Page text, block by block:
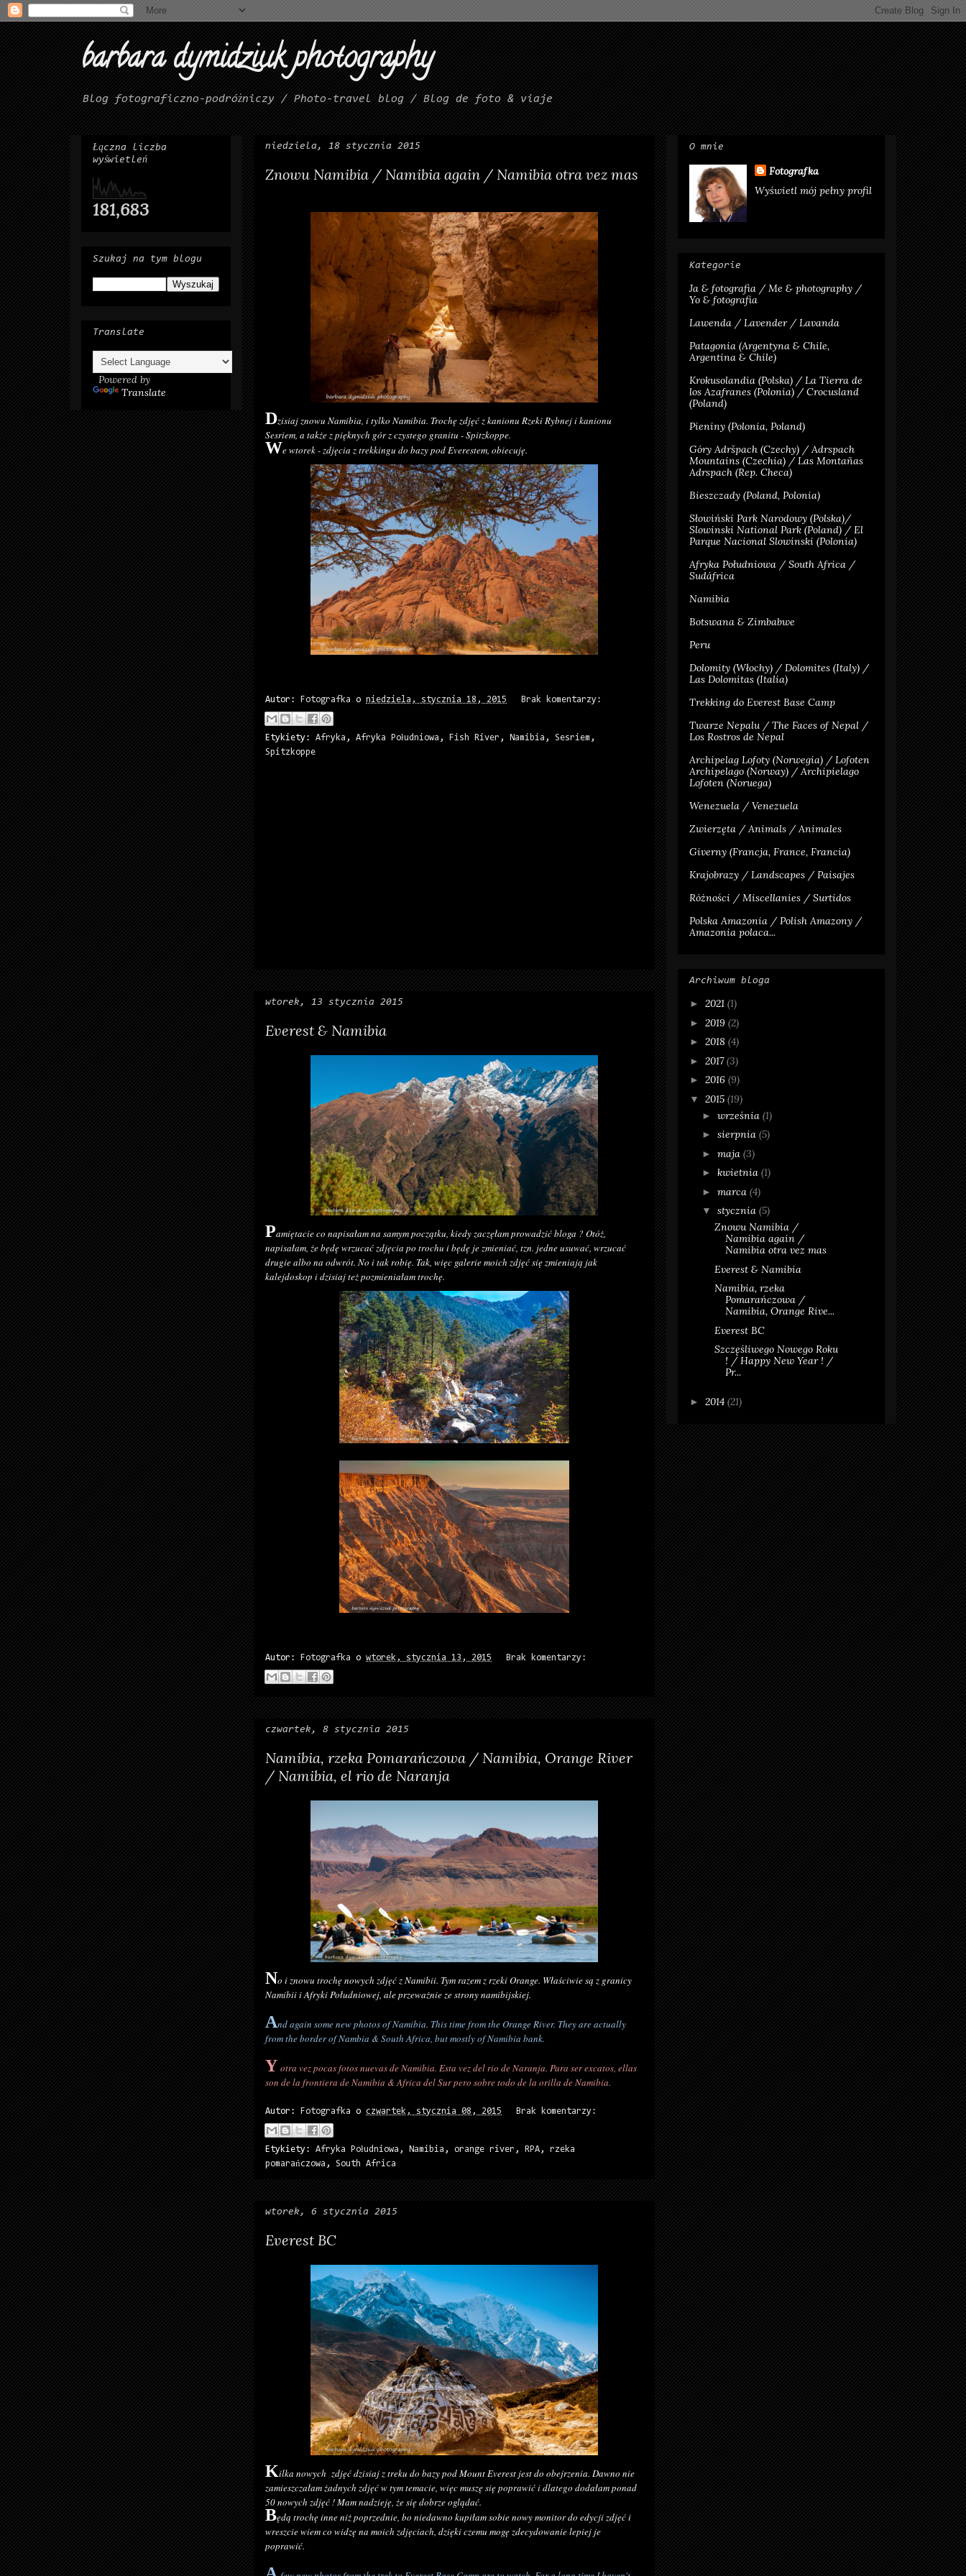
barbara dymidziuk photography
Blog fotograficzno-podróżniczy / Photo-travel blog / Blog de foto & viaje
niedziela, 18 stycznia 2015
Znowu Namibia / Namibia again / Namibia otra vez mas
Dzisiaj znowu Namibia, i tylko Namibia. Trochę zdjęć z kanionu Rzeki Rybnej i kanionu
Sesriem, a także z pięknych gór z czystego granitu - Spitzkoppe.
We wtorek - zdjęcia z trekkingu do bazy pod Everestem, obiecuję.
Autor: Fotografka o niedziela, stycznia 18, 2015 Brak komentarzy:
Etykiety: Afryka , Afryka Południowa , Fish River , Namibia , Sesriem ,
Spitzkoppe
wtorek, 13 stycznia 2015
Everest & Namibia
Pamiętacie co napisałam na samym początku, kiedy zaczęłam prowadzić bloga ? Otóż,
napisałam, że będę wrzucać zdjęcia po trochu i będę je zmieniać, tzn. jedne usuwać, wrzucać
drugie albo na odwrót. No i tak robię. Tak, więc galerie moich zdjęć się zmieniają jak
kalejdoskop i dzisiaj też pozmieniałam trochę.
Autor: Fotografka o wtorek, stycznia 13, 2015 Brak komentarzy:
czwartek, 8 stycznia 2015
Namibia, rzeka Pomarańczowa / Namibia, Orange River
/ Namibia, el rio de Naranja
No i znowu trochę nowych zdjęć z Namibii. Tym razem z rzeki Orange. Właściwie są z granicy
Namibii i Afryki Południowej, ale przeważnie ze strony namibijskiej.
And again some new photos of Namibia. This time from the Orange River. They are actually
from the border of Nambia & South Africa, but mostly of Namibia bank.
Y otra vez pocas fotos nuevas de Namibia. Esta vez del rio de Naranja. Para ser excatos, ellas
son de la frontiera de Namibia & Africa del Sur pero sobre todo de la orilla de Namibia.
Autor: Fotografka o czwartek, stycznia 08, 2015 Brak komentarzy:
Etykiety: Afryka Południowa , Namibia , orange river , RPA , rzeka
pomarańczowa , South Africa
wtorek, 6 stycznia 2015
Everest BC
Kilka nowych zdjęć dzisiaj z treku do bazy pod Mount Everest jest do obejrzenia. Dawno nie
zamieszczałam żadnych zdjęć w tym temacie, więc muszę się poprawić i dlatego dodałam ponad
50 nowych zdjęć ! Mam nadzieję, że się dobrze oglądać.
Będą trochę inne niż poprzednie, bo niedawno kupiłam sobie nowy monitor do edycji zdjęć i
wreszcie wiem co widzę na moich zdjęciach, dzięki czemu mogę zdecydowanie lepiej je
poprawić.
Łączna liczba
wyświetleń
181,683
Szukaj na tym blogu
Translate
Powered by
Translate
O mnie
Fotografka
Wyświetl mój pełny profil
Kategorie
Ja & fotografia / Me & photography /
Yo & fotografia
Lawenda / Lavender / Lavanda
Patagonia (Argentyna & Chile,
Argentina & Chile)
Krokusolandia (Polska) / La Tierra de
los Azafranes (Polonia) / Crocusland
(Poland)
Pieniny (Polonia, Poland)
Góry Adršpach (Czechy) / Adrspach
Mountains (Czechia) / Las Montañas
Adrspach (Rep. Checa)
Bieszczady (Poland, Polonia)
Słowiński Park Narodowy (Polska)/
Slowinski National Park (Poland) / El
Parque Nacional Slowinski (Polonia)
Afryka Południowa / South Africa /
Sudáfrica
Namibia
Botswana & Zimbabwe
Peru
Dolomity (Włochy) / Dolomites (Italy) /
Las Dolomitas (Italia)
Trekking do Everest Base Camp
Twarze Nepalu / The Faces of Nepal /
Los Rostros de Nepal
Archipelag Lofoty (Norwegia) / Lofoten
Archipelago (Norway) / Archipielago
Lofoten (Noruega)
Wenezuela / Venezuela
Zwierzęta / Animals / Animales
Giverny (Francja, France, Francia)
Krajobrazy / Landscapes / Paisajes
Różności / Miscellanies / Surtidos
Polska Amazonia / Polish Amazony /
Amazonia polaca...
Archiwum bloga
► 2021 (1)
► 2019 (2)
► 2018 (4)
► 2017(3)
► 2016 (9)
▼ 2015 (19)
► września (1)
► sierpnia (5)
► maja (3)
► kwietnia (1)
► marca (4)
▼ stycznia (5)
Znowu Namibia /
Namibia again /
Namibia otra vez mas
Everest & Namibia
Namibia, rzeka
Pomarańczowa /
Namibia, Orange Rive...
Everest BC
Szczęśliwego Nowego Roku
! / Happy New Year ! /
Pr...
► 2014 (21)